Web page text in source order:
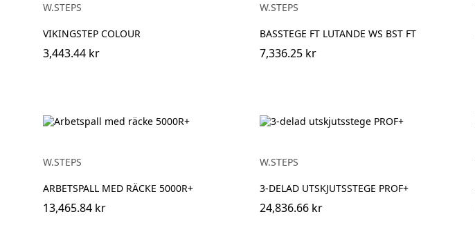
W.STEPS
VIKINGSTEP COLOUR
3,443.44 kr
W.STEPS
BASSTEGE FT LUTANDE WS BST FT
7,336.25 kr
W.STEPS
ARBETSPALL MED RÄCKE 5000R+
13,465.84 kr
W.STEPS
3-DELAD UTSKJUTSSTEGE PROF+
24,836.66 kr